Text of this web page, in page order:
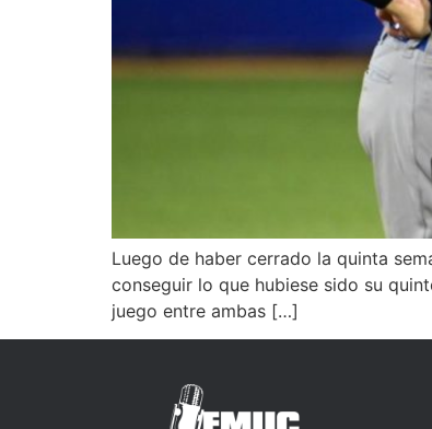
Luego de haber cerrado la quinta
conseguir lo que hubiese sido su
juego entre ambas […]